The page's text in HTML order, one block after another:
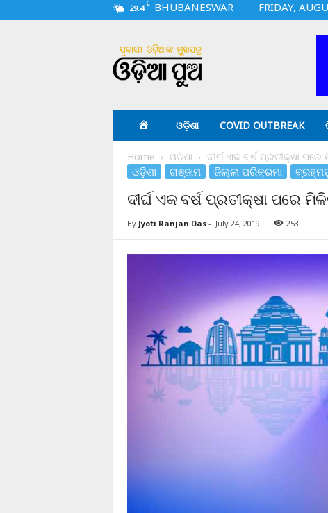
29.4 C BHUBANESWAR
FRIDAY,
i
a
ଓଡ଼ିଶା COVID OUTBREAK
Home ଓଡ଼ିଶା ଦୀର୍ଘ ଏକ ବର୍ଷ ପ୍ରତୀକ୍ଷା ପରେ
ଓଡ଼ିଶା ଗଞ୍ଜାମ ଜିଲ୍ଲା ପରିକ୍ରମା
ଦୀର୍ଘ ଏକ ବର୍ଷ ପ୍ରତୀକ୍ଷା ପରେ
By Jyoti Ranjan Das- July 24, 2019 253